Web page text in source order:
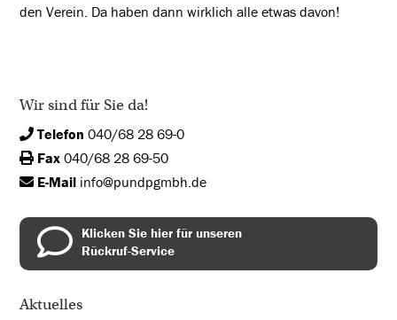
den Verein. Da haben dann wirklich alle etwas davon!
Wir sind für Sie da!
Telefon 040/68 28 69-0
Fax 040/68 28 69-50
E-Mail info@pundpgmbh.de
Klicken Sie hier für unseren
Rückruf-Service
Aktuelles